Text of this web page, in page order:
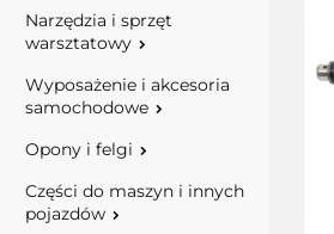
Narzędzia i sprzęt
warsztatowy
Wyposażenie i akcesoria
samochodowe
Opony i felgi
Części do maszyn i innych
pojazdów